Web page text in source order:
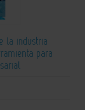
la industria
para